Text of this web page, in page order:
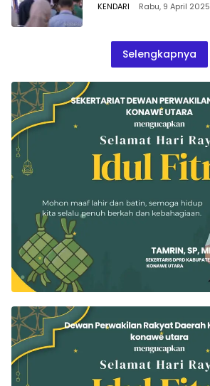
KENDARI Rabu, 9 April 2025
Selengkapnya